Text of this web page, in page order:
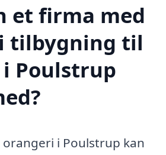
et firma med
tilbygning til
Poulstrup
i Poulstrup kan